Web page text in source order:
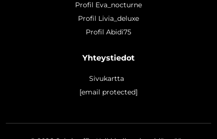
Profil Eva_nocturne
Profil Livia_deluxe
Profil Abidi75
Yhteystiedot
Sivukartta
[email protected]